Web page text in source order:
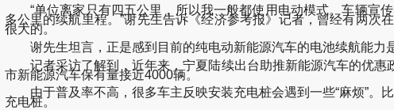
“单位离家只有四五公里，所以我一般都使用电动模式。车辆宣
多公里的续航里程。”谢先生告诉《经济参考报》记者，曾经有两
很大的。
谢先生坦言，正是感到目前的纯电动新能源汽车的电池续航能力是
记者采访了解到，近年来，宁夏陆续出台助推新能源汽车的优惠
市新能源汽车保有量接近4000辆。
由于普及率不高，很多车主反映安装充电桩会遇到一些“麻烦”。比
充电桩。